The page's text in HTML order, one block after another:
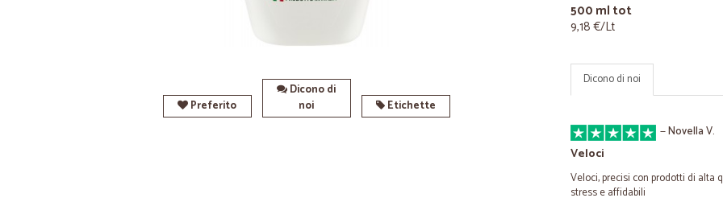
Preferito
Dicono di
noi
Etichette
500 ml tot
9,18 €/Lt
Dicono di noi
—Novella V.
Veloci
Veloci, precisi con prodotti di alta
stress e affidabili